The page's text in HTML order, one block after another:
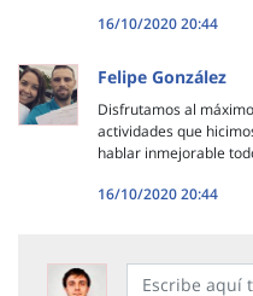
16/10/2020 20:44
Felipe González
Disfrutamos al
actividades que
hablar inmejorable
16/10/2020 20:44